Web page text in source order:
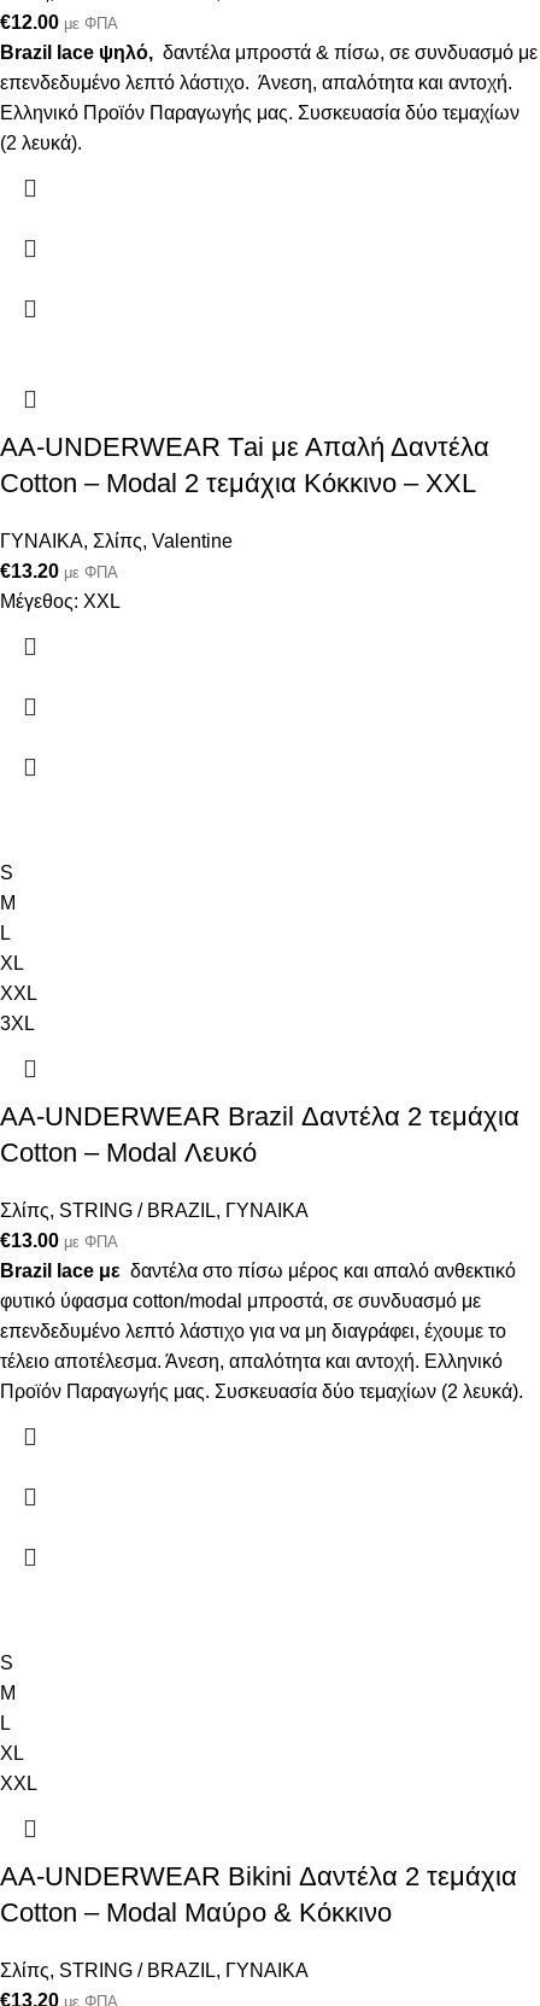
€12.00 με ΦΠΑ
Brazil lace ψηλό, δαντέλα μπροστά & πίσω, σε συνδυασμό με
επενδεδυμένο λεπτό λάστιχο. Άνεση, απαλότητα και αντοχή.
Ελληνικό Προϊόν Παραγωγής μας. Συσκευασία δύο τεμαχίων
(2 λευκά).
AA-UNDERWEAR Τai με Απαλή Δαντέλα
Cotton – Modal 2 τεμάχια Κόκκινο – XXL
ΓΥΝΑΙΚΑ, Σλίπς, Valentine
€13.20 με ΦΠΑ
Μέγεθος: XXL
S
M
L
XL
XXL
3XL
AA-UNDERWEAR Brazil Δαντέλα 2 τεμάχια
Cotton – Modal Λευκό
Σλίπς, STRING / BRAZIL, ΓΥΝΑΙΚΑ
€13.00 με ΦΠΑ
Brazil lace με δαντέλα στο πίσω μέρος και απαλό ανθεκτικό
φυτικό ύφασμα cotton/modal μπροστά, σε συνδυασμό με
επενδεδυμένο λεπτό λάστιχο για να μη διαγράφει, έχουμε το
τέλειο αποτέλεσμα. Άνεση, απαλότητα και αντοχή. Ελληνικό
Προϊόν Παραγωγής μας. Συσκευασία δύο τεμαχίων (2 λευκά).
S
M
L
XL
XXL
AA-UNDERWEAR Bikini Δαντέλα 2 τεμάχια
Cotton – Modal Μαύρο & Κόκκινο
Σλίπς, STRING / BRAZIL, ΓΥΝΑΙΚΑ
€13.20 με ΦΠΑ